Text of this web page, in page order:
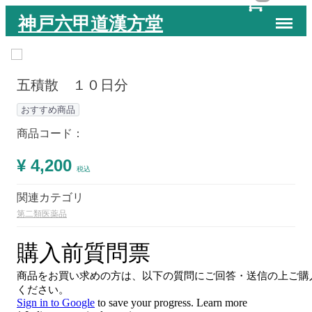
神戸六甲道漢方堂 Menu
五積散 １０日分
おすすめ商品
商品コード：
¥ 4,200 税込
関連カテゴリ
第二類医薬品